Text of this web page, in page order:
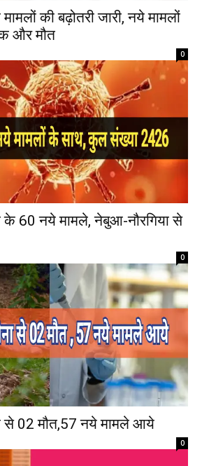
की बढ़ोतरी जारी, नये मामलों
और मौत
0
के 60 नये मामले, नेबुआ-नौरगिया से
0
से 02 मौत,57 नये मामले आये
0